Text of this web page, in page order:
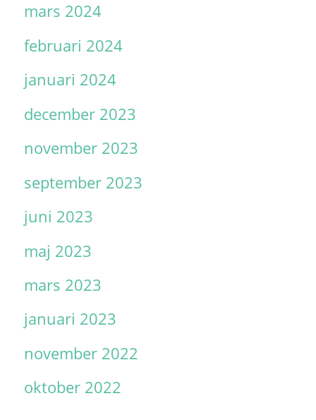
mars 2024
februari 2024
januari 2024
december 2023
november 2023
september 2023
juni 2023
maj 2023
mars 2023
januari 2023
november 2022
oktober 2022